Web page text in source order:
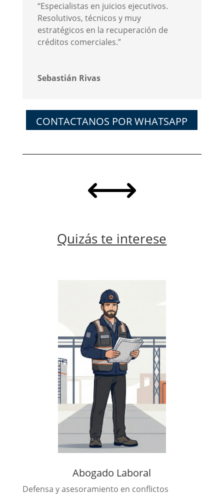
“Especialistas en juicios ejecutivos.
Resolutivos, técnicos y muy
estratégicos en la recuperación de
créditos comerciales.”
Sebastián Rivas
CONTACTANOS POR WHATSAPP
,
Quizás te interese
Abogado Laboral
Defensa y asesoramiento en conflictos